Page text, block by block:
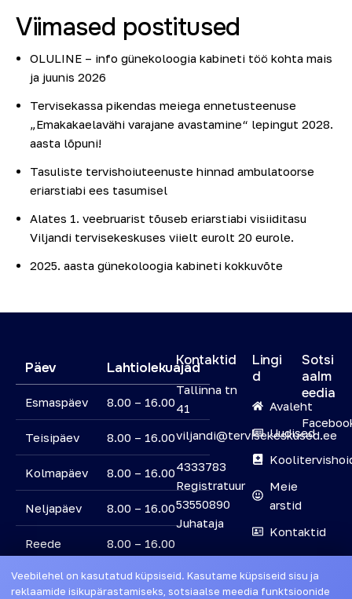
Viimased postitused
OLULINE – info günekoloogia kabineti töö kohta mais
ja juunis 2026
Tervisekassa pikendas meiega ennetusteenuse
„Emakakaelavähi varajane avastamine“ lepingut 2028.
aasta lõpuni!
Tasuliste tervishoiuteenuste hinnad ambulatoorse
eriarstiabi ees tasumisel
Alates 1. veebruarist tõuseb eriarstiabi visiiditasu
Viljandi tervisekeskuses viielt eurolt 20 eurole.
2025. aasta günekoloogia kabineti kokkuvõte
Päev Lahtiolekuajad
Esmaspäev 8.00 – 16.00
Teisipäev 8.00 – 16.00
Kolmapäev 8.00 – 16.00
Neljapäev 8.00 – 16.00
Reede 8.00 – 16.00
Laupäev Suletud
Kontaktid
Tallinna tn
41
viljandi@tervisekeskused.ee
4333783
Registratuur
53550890
Juhataja
Lingi
d
Avaleht
Uudised
Meie
arstid
Kontaktid
Sotsi
aalm
eedia
Veebilehel on kasutatud küpsiseid. Kasutame küpsiseid sisu ja
reklaamide isikupärastamiseks, sotsiaalse meedia funktsioonide